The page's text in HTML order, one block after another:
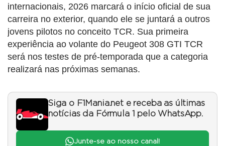
internacionais, 2026 marcará o início oficial de sua
carreira no exterior, quando ele se juntará a outros
jovens pilotos no conceito TCR. Sua primeira
experiência ao volante do Peugeot 308 GTI TCR
será nos testes de pré-temporada que a categoria
realizará nas próximas semanas.
Siga o F1Mania.net e receba as últimas
notícias da Fórmula 1 pelo WhatsApp.
Junte-se ao nosso canal!